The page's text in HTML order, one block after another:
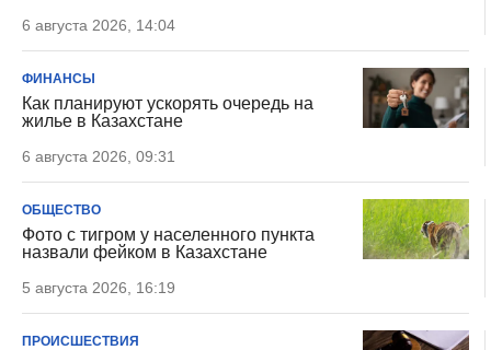
6 августа 2026, 14:04
ФИНАНСЫ
Как планируют ускорять очередь на
жилье в Казахстане
6 августа 2026, 09:31
ОБЩЕСТВО
Фото с тигром у населенного пункта
назвали фейком в Казахстане
5 августа 2026, 16:19
ПРОИСШЕСТВИЯ